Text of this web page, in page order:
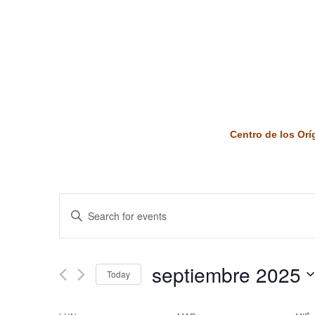
Centro de los
Events
Search
and
Views
Enter
Keyword.
Search
Events
Keyword.
Today septiembre 2025